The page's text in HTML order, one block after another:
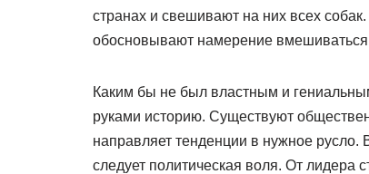
странах и свешивают на них всех
обосновывают намерение вмешиваться
Каким бы не был властным и
руками историю. Существуют
направляет тенденции в нужное
следует политическая воля. От лидера